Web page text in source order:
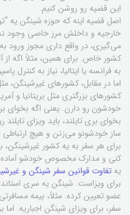
این قضیه رو روشن کنیم.
اصل قضیه اینه که حوزه شینگن یه
خارجیه و داخلش مرز خاصی وجود
می‌گیری، در واقع داری مجوز ورود
کشور خاص. برای همین، مثلاً اگه از
به فرانسه یا ایتالیا، نیاز به کنترل
اما در مقابل، کشورهای غیرشینگن،
کشورهای بزرگتری مثل بریتانیا و
خودشون رو دارن. یعنی اگه بخوای
بخوای بری تایلند، باید ویزای
ساز خودشونو می‌زنن و هیچ ارتباطی
برای هر سفر به یه کشور غیرشینگن،
کنی و مدارک مخصوص خودشو
یه تفاوت قوانین سفر شینگن و
برای ویزاست. شینگن یه سری
سفر، برای ویزای شینگن اجباریه.